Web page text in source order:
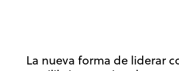
La nueva forma de liderar